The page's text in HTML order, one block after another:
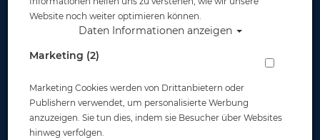
Website noch weiter optimieren können.
Daten Informationen anzeigen
Marketing (2)
Marketing Cookies werden von Drittanbietern oder
Publishern verwendet, um personalisierte Werbung
anzuzeigen. Sie tun dies, indem sie Besucher über Websites
hinweg verfolgen.